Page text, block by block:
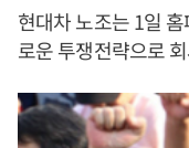
현대차 노조는 1일
로운 투쟁전략으로